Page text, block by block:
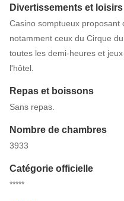
Divertissements et loisirs
Casino somptueux proposant
notamment ceux du Cirque
toutes les demi-heures et
l'hôtel.
Repas et boissons
Sans repas.
Nombre de chambres
3933
Catégorie officielle
*****